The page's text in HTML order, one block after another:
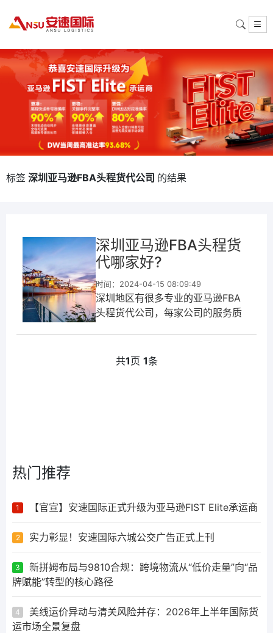
标签 深圳亚马逊FBA头程货代公司 的结果
深圳亚马逊FBA头程货
代哪家好?
时间：2024-04-15 08:09:49
深圳地区有很多专业的亚马逊FBA
头程货代公司，每家公司的服务质
虑多个因素，包括公司的专业经
共1页 1条
热门推荐
1 【官宣】安速国际正式升级为亚马逊FIST Elite承运商
2 实力彰显！安速国际六城公交广告正式上刊
3
新拼姆布局与9810合规：跨境物流从“低价走量”向“品
牌赋能”转型的核心路径
4
美线运价异动与清关风险并存：2026年上半年国际货
运市场全景复盘